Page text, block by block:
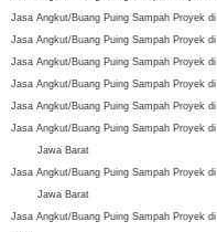
Jasa Angkut/Buang Puing Sampah Proyek di
Jasa Angkut/Buang Puing Sampah Proyek di
Jasa Angkut/Buang Puing Sampah Proyek di
Jasa Angkut/Buang Puing Sampah Proyek di
Jasa Angkut/Buang Puing Sampah Proyek di
Jasa Angkut/Buang Puing Sampah Proyek di
Jawa Barat
Jasa Angkut/Buang Puing Sampah Proyek di
Jawa Barat
Jasa Angkut/Buang Puing Sampah Proyek di